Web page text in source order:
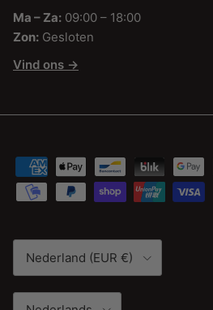
Ma – Za: 09:00 – 18:00
Zon: Gesloten
Vind ons →
Land/Regio
Nederland (EUR €)
Taal